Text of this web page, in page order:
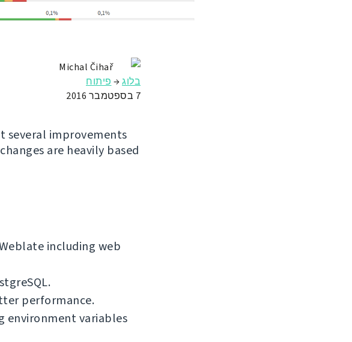
Michal Čihař
בלוג→ פיתוח
7 בספטמבר 2016
several improvements
are heavily based
including web
performance.
environment variables